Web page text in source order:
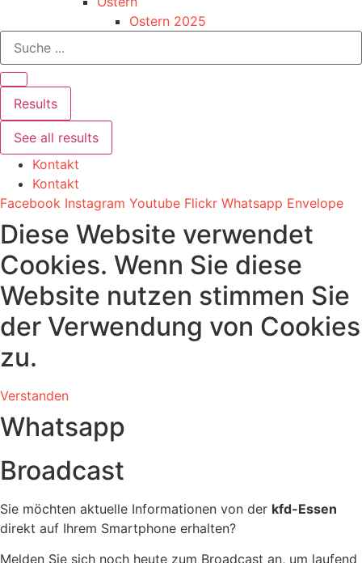
Ostern 2025
Search
Results
See all results
Kontakt
Kontakt
Facebook Instagram Youtube Flickr Whatsapp Envelope
Diese Website verwendet
Cookies. Wenn Sie diese
Website nutzen stimmen Sie
der Verwendung von Cookies
zu.
Verstanden
Whatsapp
Broadcast
Sie möchten aktuelle Informationen von der kfd-Essen
direkt auf Ihrem Smartphone erhalten?
Melden Sie sich noch heute zum Broadcast an, um laufend